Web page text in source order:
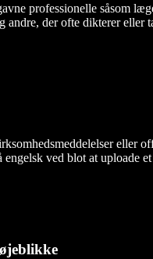
professionelle såsom
andre, der ofte dikterer eller
eller
engelsk ved blot at uploade